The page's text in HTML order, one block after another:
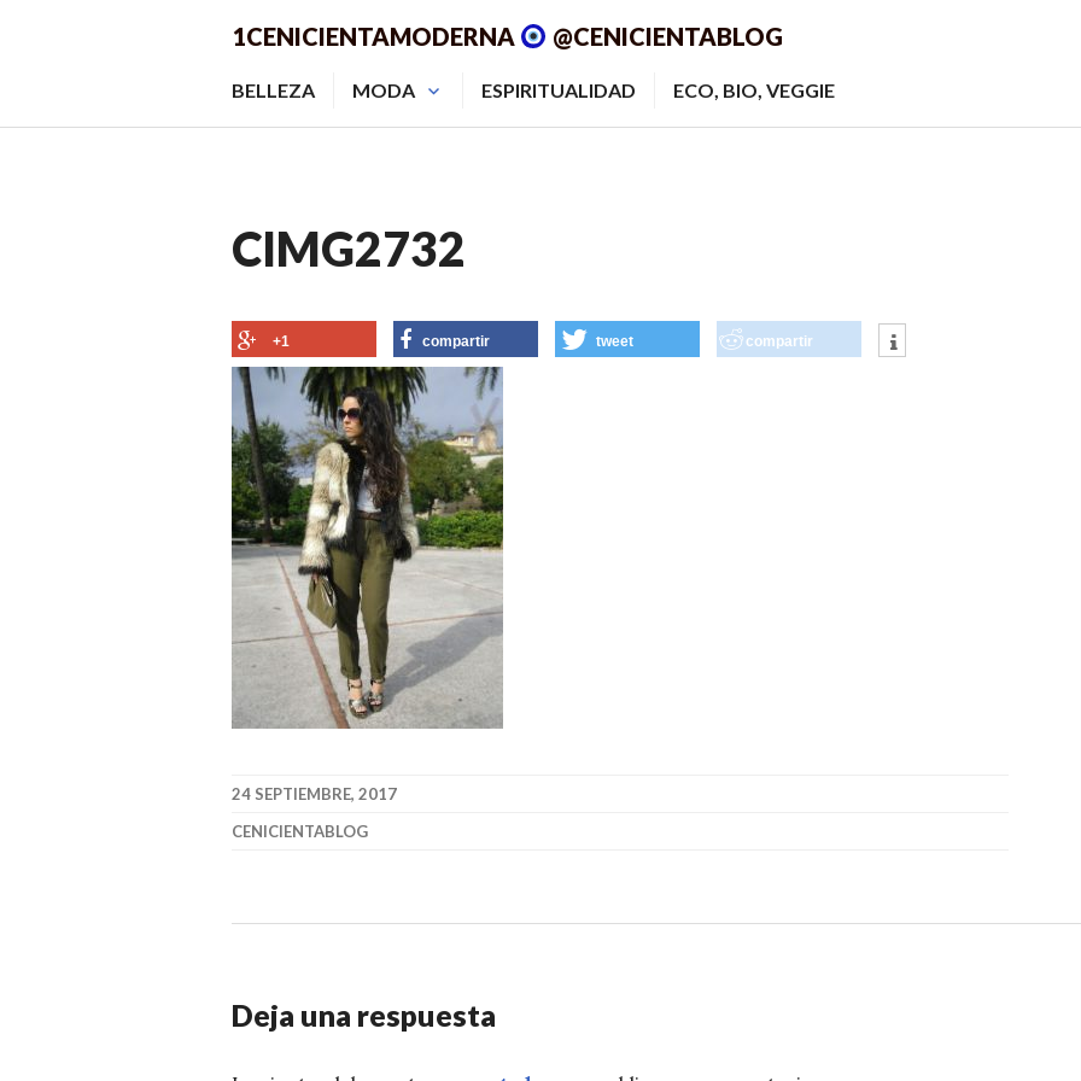
1CENICIENTAMODERNA @CENICIENTABLOG
BELLEZA MODA ESPIRITUALIDAD ECO, BIO, VEGGIE
CIMG2732
+1 compartir tweet compartir
24 SEPTIEMBRE, 2017
CENICIENTABLOG
Deja una respuesta